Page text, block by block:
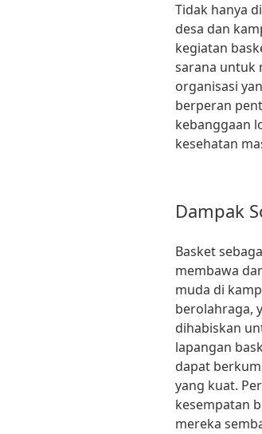
Tidak hanya
desa dan
kegiatan
sarana untuk
organisasi
berperan
kebanggaan
kesehatan
Dampak
Basket
membawa
muda di
berolahraga,
dihabiskan
lapangan
dapat
yang kuat.
kesempatan
mereka